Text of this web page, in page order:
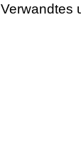
Verwandtes